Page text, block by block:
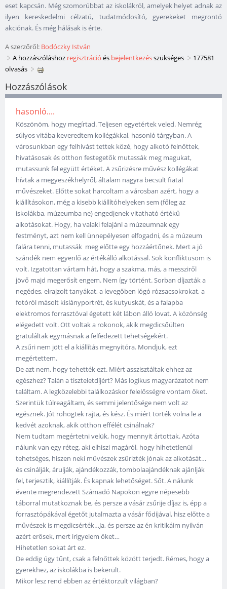
eset kapcsán. Még szomorúbbat az iskolákról, amelyek helyet adnak az
ilyen kereskedelmi célzatú, tudatmódosító, gyerekeket megrontó
akciónak. És még hálásak is érte.
A szerzőről: Bodóczky István
A hozzászóláshoz regisztráció és bejelentkezésszükséges
177581
olvasás
Hozzászólások
hasonló....
Köszönöm, hogy megírtad. Teljesen egyetértek veled. Nemrég
súlyos vitába keveredtem kollégákkal, hasonló tárgyban. A
városunkban egy felhívást tettek közé, hogy alkotó felnőttek,
hivatásosak és otthon festegetők mutassák meg magukat,
mutassunk fel együtt értéket. A zsűrizésre művész kollégákat
hívtak a megyeszékhelyről, általam nagyra becsült fiatal
művészeket. Előtte sokat harcoltam a városban azért, hogy a
kiállításokon, még a kisebb kiállítóhelyeken sem (főleg az
iskolákba, múzeumba ne) engedjenek vitatható értékű
alkotásokat. Hogy, ha valaki felajánl a múzeumnak egy
festményt, azt nem kell ünnepélyesen elfogadni, és a múzeum
falára tenni, mutassák meg előtte egy hozzáértőnek. Mert a jó
szándék nem egyenlő az értékálló alkotással. Sok konfliktusom is
volt. Izgatottan vártam hát, hogy a szakma, más, a messziről
jövő majd megerősít engem. Nem így történt. Sorban díjazták a
negédes, elrajzolt tanyákat, a levegőben lógó rózsacsokrokat, a
fotóról másolt kislányportrét, és kutyuskát, és a falapba
elektromos forrasztóval égetett két lábon álló lovat. A közönség
elégedett volt. Ott voltak a rokonok, akik megdicsőülten
gratuláltak egymásnak a felfedezett tehetségekért.
A zsűri nem jött el a kiállítás megnyitóra. Mondjuk, ezt
megértettem.
De azt nem, hogy tehették ezt. Miért asszisztáltak ehhez az
egészhez? Talán a tiszteletdíjért? Más logikus magyarázatot nem
találtam. A legközelebbi találkozáskor felelősségre vontam őket.
Szerintük túlreagáltam, és semmi jelentősége nem volt az
egésznek. Jót röhögtek rajta, és kész. És miért törték volna le a
kedvét azoknak, akik otthon effélét csinálnak?
Nem tudtam megértetni velük, hogy mennyit ártottak. Azóta
nálunk van egy réteg, aki elhiszi magáról, hogy hihetetlenül
tehetséges, hiszen neki művészek zsűrizték jónak az alkotását…
és csinálják, árulják, ajándékozzák, tombolaajándéknak ajánlják
fel, terjesztik, kiállítják. És kapnak lehetőséget. Sőt. A nálunk
évente megrendezett Számadó Napokon egyre népesebb
táborral mutatkoznak be, és persze a vásár zsűrije díjaz is, épp a
forrasztópákával égetőt jutalmazta a vásár fődíjával, hisz előtte a
művészek is megdicsérték…Ja, és persze az én kritikáim nyilván
azért erősek, mert irigyelem őket…
Hihetetlen sokat árt ez.
De eddig úgy tűnt, csak a felnőttek között terjedt. Rémes, hogy a
gyerekhez, az iskolákba is bekerült.
Mikor lesz rend ebben az értéktorzult világban?